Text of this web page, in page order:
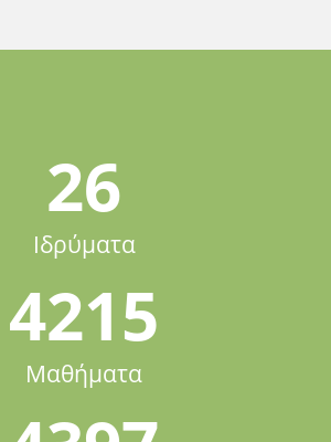
26
Ιδρύματα
4215
Μαθήματα